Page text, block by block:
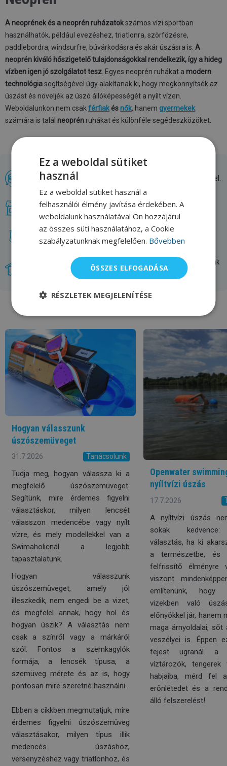
A neoprének és a neoprén ruházatokszámos vízi sportban
használhatók, például evezéshez, triatlonra, szörfözésre,
paddlebordra, windsurfre, búvárkodásra és akár úszásra is. A
neoprén kiváló hőszigetelő tulajdonságokkal rendelkezik, így a hideg
vízben igen jó szolgálatot tesz . Egyes neoprén ruhákat a modern
technológiasegítségével úgy alakítanak ki, hogy megkönnyítsék az
úszást és növeljék az úszó állóképességét a nyílt vízen.
Weboldalunkon nem csak férfiak ésnők, hanem gyermekek
számára is talál neoprénruhákat és különféle segédeszközöket.
Csere vagy 30 napon belüli visszaküldés. Vásárolj nyugodt szívvel.
Mi vagyunk az egyik legkedveltebb üzlet, amely az úszókat veszi
célba. Szívesen adunk tanácsot.
A legnagyobb választék. Minden úszó paradicsoma.
Újdonságok, amelyeket tőlünk szerezhetsz be először. Mi magunk
teszteljük a termékeket.
Hogyan válasszunk
úszószemüveget
31.7.2026 Tanácsolunk
Tudja meg, hogyan válassza ki a
megfelelő úszószemüveget.
Segítünk, mire érdemes figyelni
választáskor, milyen lencsét
válasszon medencébe vagy nyílt
vízre, és mely modellekkel van a
Swimaholicnál a legjobb
tapasztalatunk.
Hogyan válasszunk
úszószemüveget, amely jól
illeszkedik, nem engedi be a vizet,
és megfelel annak, hogy hol és
hogyan úszik? A választás nem
csak a színről vagy a márkáról
szól. Fontos a szemkagylók
formája, a lencsék típusa, a
szemüveg mérete és az is, hogy
pontosan mire szeretné használni.
Ebben a cikkben megmutatjuk, mire
érdemes figyelni úszószemüveg
választásakor, milyen típus illik
medencés úszáshoz,
versenyzéshez vagy triatlonhoz, és
Openwater
nyíltvízi úszás
17.7.2026
A nyíltvízi úszás
sokak
választás, ha ki
a természetbe, és
felfrissítő élményre
viszont
említenünk,
vizekben való
előnyökkel jár, hanem
maga árnyoldalai, sőt
veszélyei is. Éppen
fejest ugranál a
víztározók, tengerek
habjaiba, mérd fel
erőnlétedet és a
álló felszerelést!
Ez a weboldal sütiket
használ
Ez a weboldal sütiket használ a
felhasználói élmény javítása érdekében. A
weboldalunk használatával Ön hozzájárul
az összes süti használatához, a Cookie
szabályzatunknak megfelelően. Bővebben
ÖSSZES ELFOGADÁSA
RÉSZLETEK MEGJELENÍTÉSE